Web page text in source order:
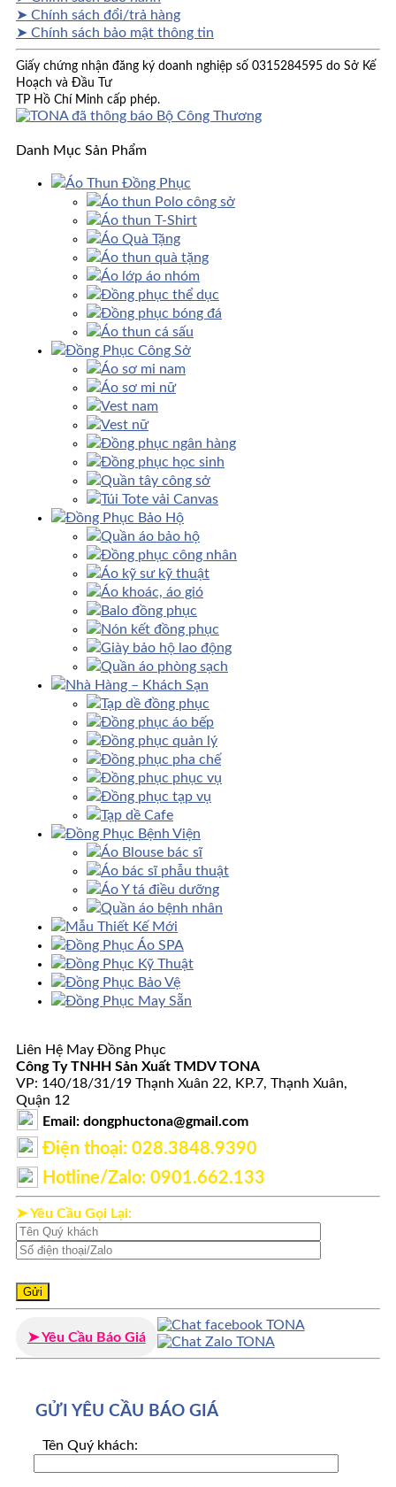
➤ Chính sách đổi/trả hàng
➤ Chính sách bảo mật thông tin
Giấy chứng nhận đăng ký doanh nghiệp số 0315284595 do Sở Kế
Hoạch và Đầu Tư
TP Hồ Chí Minh cấp phép.
Danh Mục Sản Phẩm
Áo Thun Đồng Phục
Áo thun Polo công sở
Áo thun T-Shirt
Áo Quà Tặng
Áo thun quà tặng
Áo lớp áo nhóm
Đồng phục thể dục
Đồng phục bóng đá
Áo thun cá sấu
Đồng Phục Công Sở
Áo sơ mi nam
Áo sơ mi nữ
Vest nam
Vest nữ
Đồng phục ngân hàng
Đồng phục học sinh
Quần tây công sở
Túi Tote vải Canvas
Đồng Phục Bảo Hộ
Quần áo bảo hộ
Đồng phục công nhân
Áo kỹ sư kỹ thuật
Áo khoác, áo gió
Balo đồng phục
Nón kết đồng phục
Giày bảo hộ lao động
Quần áo phòng sạch
Nhà Hàng – Khách Sạn
Tạp dề đồng phục
Đồng phục áo bếp
Đồng phục quản lý
Đồng phục pha chế
Đồng phục phục vụ
Đồng phục tạp vụ
Tạp dề Cafe
Đồng Phục Bệnh Viện
Áo Blouse bác sĩ
Áo bác sĩ phẫu thuật
Áo Y tá điều dưỡng
Quần áo bệnh nhân
Mẫu Thiết Kế Mới
Đồng Phục Áo SPA
Đồng Phục Kỹ Thuật
Đồng Phục Bảo Vệ
Đồng Phục May Sẵn
Liên Hệ May Đồng Phục
Công Ty TNHH Sản Xuất TMDV TONA
VP: 140/18/31/19 Thạnh Xuân 22, KP.7, Thạnh Xuân,
Quận 12
Email: dongphuctona@gmail.com
Điện thoại: ‭028.3848.9390‬
Hotline/Zalo: 0901.662.133
➤ Yêu Cầu Gọi Lại:
➤ Yêu Cầu Báo Giá
GỬI YÊU CẦU BÁO GIÁ
Tên Quý khách: